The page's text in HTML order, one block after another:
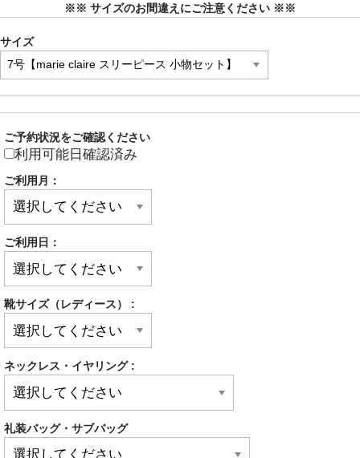
※※ サイズのお間違えにご注意ください ※※
サイズ
ご予約状況をご確認ください
利用可能日確認済み
ご利用月：
ご利用日：
靴サイズ（レディース） :
ネックレス・イヤリング :
礼装バッグ・サブバッグ